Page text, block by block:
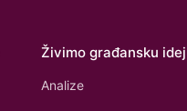
Živimo građansku
Analize